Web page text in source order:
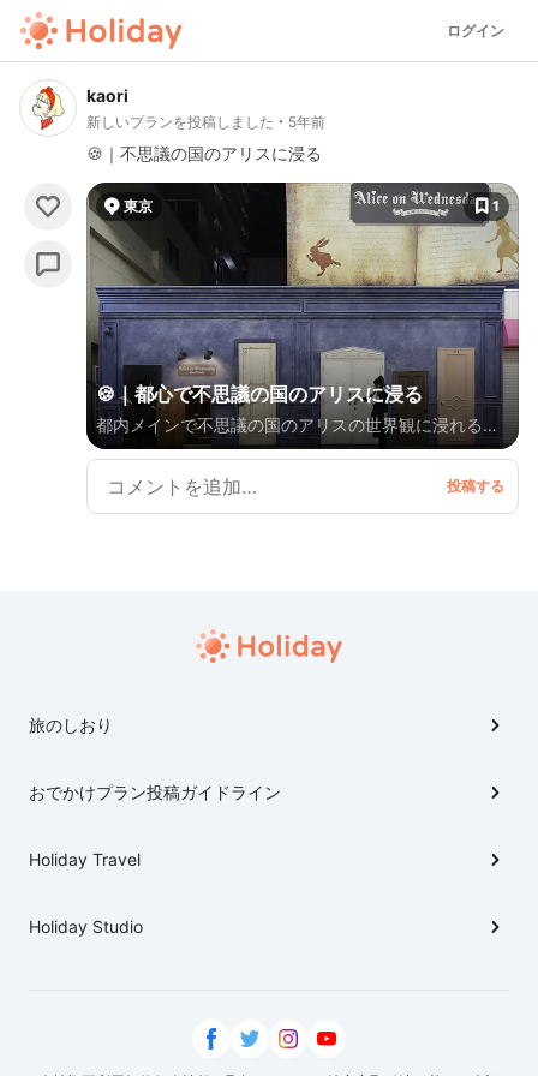
ログイン
kaori
新しいプランを投稿しました 5年前
🍪｜不思議の国のアリスに浸る
東京 1
🍪｜都心で不思議の国のアリスに浸る
都内メインで不思議の国のアリスの世界観に浸れるス
ポットをピックアップ💜
旅のしおり
おでかけプラン投稿ガイドライン
Holiday Travel
Holiday Studio